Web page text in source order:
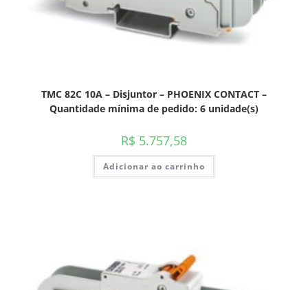
TMC 82C 10A – Disjuntor – PHOENIX CONTACT –
Quantidade mínima de pedido: 6 unidade(s)
R$ 5.757,58
Adicionar ao carrinho